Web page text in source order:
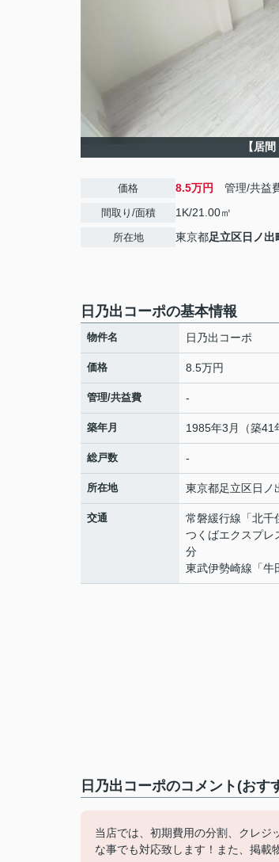
【居
価格 8.5万円 管理/共益
間取り/面積 1K/21.00㎡
所在地 東京都足立区日ノ出
日乃出コーポの基本情報
物件名 日乃出コーポ
価格 8.5万円
管理/共益費 -
築年月 1985年3月（築41
総戸数 -
所在地 東京都足立区日ノ
交通 常磐緩行線 「北千
つくばエクスプレ
分
東武伊勢崎線 「牛
日乃出コーポのコメント(おす
当店では、初期費用の分割、クレジ
な事でも対応致します！また、掲載